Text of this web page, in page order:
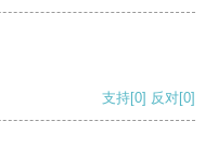
支持[0] 反对[0]